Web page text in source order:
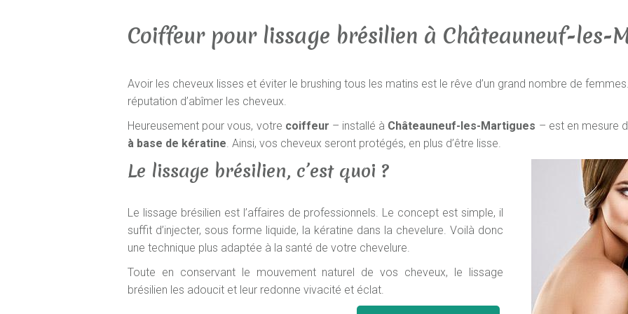
Coiffeur pour lissage brésilien à Châteauneuf-les-
Avoir les cheveux lisses et éviter le brushing tous les matins est le rêve d’un grand nombre de
réputation d’abîmer les cheveux.
Heureusement pour vous, votre coiffeur – installé à Châteauneuf-les-Martigues – est en mesure
à base de kératine. Ainsi, vos cheveux seront protégés, en plus d’être lisse.
Le lissage brésilien, c’est quoi ?
Le lissage brésilien est l’affaires de professionnels. Le concept est simple, il
suffit d’injecter, sous forme liquide, la kératine dans la chevelure. Voilà donc
une technique plus adaptée à la santé de votre chevelure.
Toute en conservant le mouvement naturel de vos cheveux, le lissage
brésilien les adoucit et leur redonne vivacité et éclat.